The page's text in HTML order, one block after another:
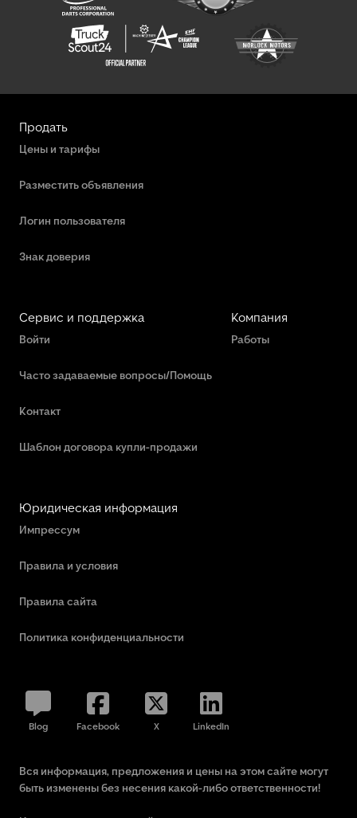
Продать
Цены и тарифы
Разместить объявления
Логин пользователя
Знак доверия
Сервис и поддержка
Войти
Часто задаваемые вопросы/Помощь
Контакт
Шаблон договора купли-продажи
Компания
Работы
Юридическая информация
Импрессум
Правила и условия
Правила сайта
Политика конфиденциальности
Blog Facebook X LinkedIn
Вся информация, предложения и цены на этом сайте могут
быть изменены без несения какой-либо ответственности!